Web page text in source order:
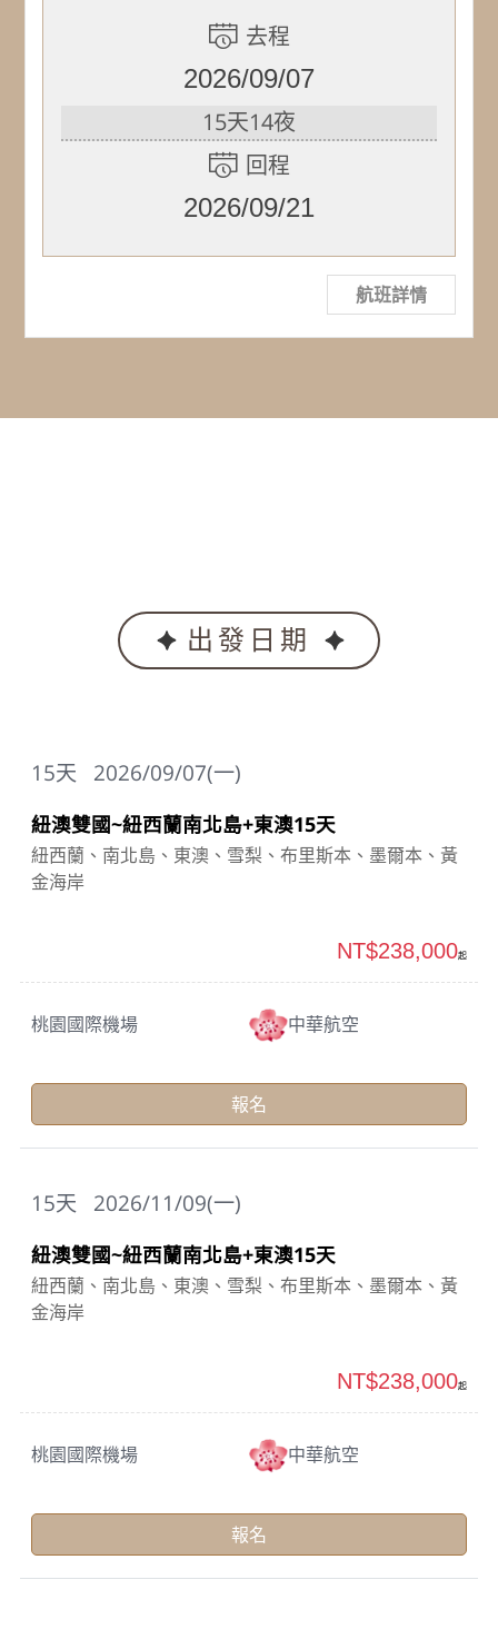
去程
2026/09/07
15天14夜
回程
2026/09/21
航班詳情
出發日期
2026/09/07(一)
15天
紐澳雙國~紐西蘭南北島+東澳15天
紐西蘭、南北島、東澳、雪梨、布里斯本、墨爾本、黃
金海岸
桃園國際機場 中華航空
NT$238,000起
報名
2026/11/09(一)
15天
紐澳雙國~紐西蘭南北島+東澳15天
紐西蘭、南北島、東澳、雪梨、布里斯本、墨爾本、黃
金海岸
桃園國際機場 中華航空
NT$238,000起
報名